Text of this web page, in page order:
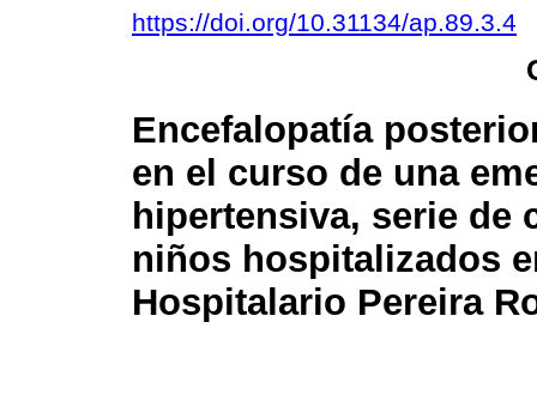
https://doi.org/10.31134/ap.89.3.4
Encefalopatía
en el curso de una
hipertensiva, serie de
niños hospitalizados
Hospitalario Pereira